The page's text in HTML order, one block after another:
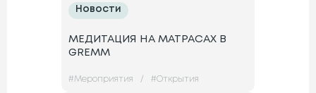
Новости
МЕДИТАЦИЯ НА МАТРАСАХ В
GREMM
#Мероприятия / #Открытия